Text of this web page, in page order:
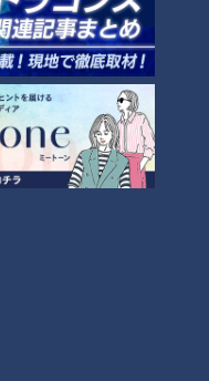
担当したのが、近藤貞雄
投手として活躍しながら
ズへ移籍した。与那嶺同
、胸に去来していたはず